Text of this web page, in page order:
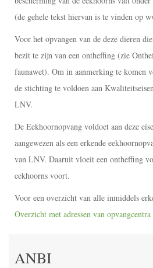
(de gehele tekst hiervan is te vinden op
Voor het opvangen van de deze dieren
bezit te zijn van een ontheffing (zie
faunawet). Om in aanmerking te komen
de stichting te voldoen aan
LNV.
De Eekhoornopvang voldoet aan deze
aangewezen als een erkende
van LNV. Daaruit vloeit een ontheffing
eekhoorns voort.
Voor een overzicht van alle inmiddels
Overzicht met adressen van
ANBI